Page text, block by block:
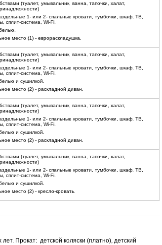
(туалет, умывальник, ванна, тапочки, халат,
1- или 2- спальные кровати, тумбочки, шкаф, ТВ,
сплит-система, Wi-Fi.
место (1) - еврораскладушка.
(туалет, умывальник, ванна, тапочки, халат,
1- или 2- спальные кровати, тумбочки, шкаф, ТВ,
сплит-система, Wi-Fi.
и сушилкой.
место (2) - раскладной диван.
(туалет, умывальник, ванна, тапочки, халат,
1- или 2- спальные кровати, тумбочки, шкаф, ТВ,
сплит-система, Wi-Fi.
и сушилкой.
место (2) - раскладной диван.
(туалет, умывальник, ванна, тапочки, халат,
1- или 2- спальные кровати, тумбочки, шкаф, ТВ,
сплит-система, Wi-Fi.
и сушилкой.
место (2) - кресло-кровать.
Прокат: детской коляски (платно), детский